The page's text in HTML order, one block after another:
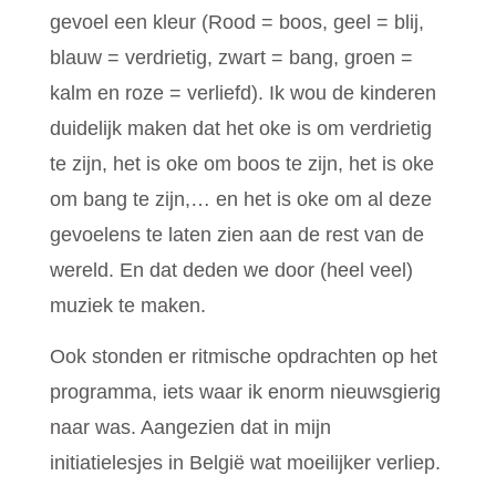
gevoel een kleur (Rood = boos, geel = blij,
blauw = verdrietig, zwart = bang, groen =
kalm en roze = verliefd). Ik wou de kinderen
duidelijk maken dat het oke is om verdrietig
te zijn, het is oke om boos te zijn, het is oke
om bang te zijn,… en het is oke om al deze
gevoelens te laten zien aan de rest van de
wereld. En dat deden we door (heel veel)
muziek te maken.
Ook stonden er ritmische opdrachten op het
programma, iets waar ik enorm nieuwsgierig
naar was. Aangezien dat in mijn
initiatielesjes in België wat moeilijker verliep.